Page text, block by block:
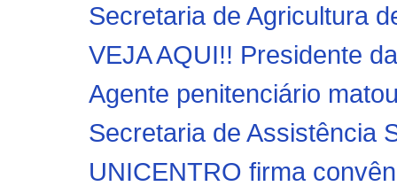
Secretaria de Agricultura
VEJA AQUI!! Presidente
Agente penitenciário
Secretaria de Assistência
UNICENTRO firma